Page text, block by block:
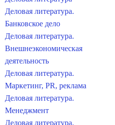
Деловая литература.
Банковское дело
Деловая литература.
Внешнеэкономическая
деятельность
Деловая литература.
Маркетинг, PR, реклама
Деловая литература.
Менеджмент
Деловая литература.